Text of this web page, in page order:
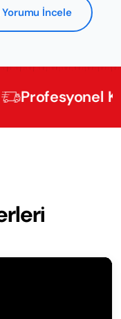
İncele
Kadrolu